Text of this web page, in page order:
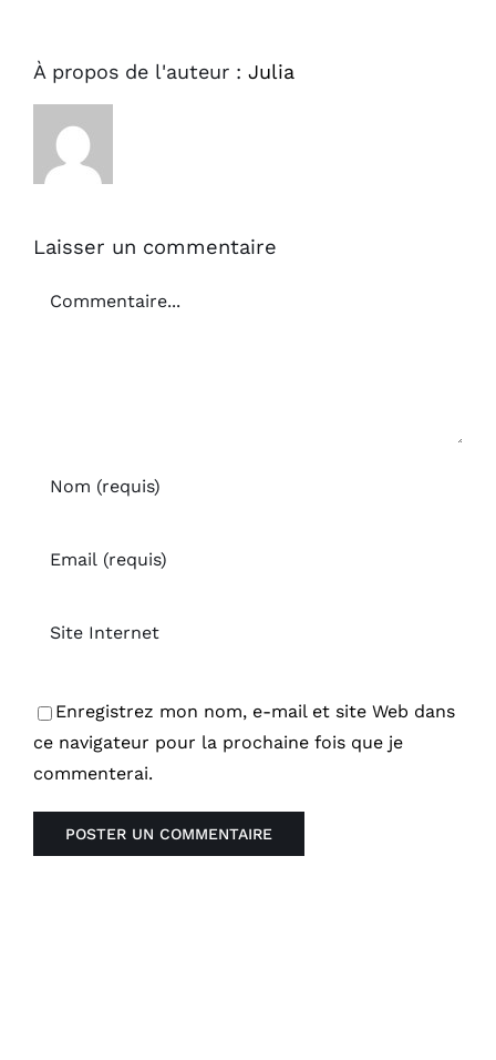
À propos de l'auteur : Julia
Laisser un commentaire
Commentaire
Enregistrez mon nom, e-mail et site Web dans
ce navigateur pour la prochaine fois que je
commenterai.